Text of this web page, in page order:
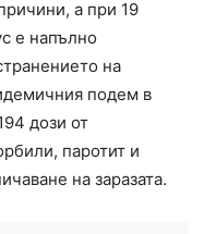
а при 19
е напълно
на
подем в
дози от
паротит и
на заразата.